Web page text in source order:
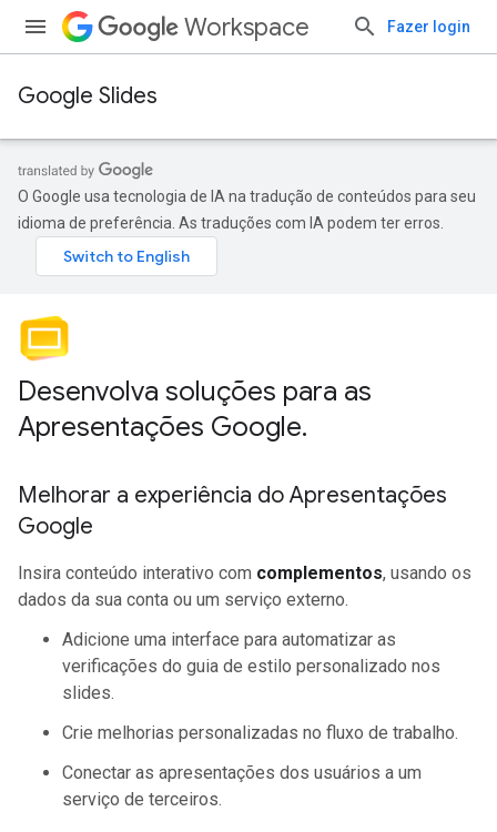
Workspace Fazer login
Google Slides
O Google usa tecnologia de IA na tradução de conteúdos para seu
idioma de preferência. As traduções com IA podem ter erros.
Desenvolva soluções para as
Apresentações Google.
Melhorar a experiência do Apresentações
Google
Insira conteúdo interativo com complementos, usando os
dados da sua conta ou um serviço externo.
Adicione uma interface para automatizar as
verificações do guia de estilo personalizado nos
slides.
Crie melhorias personalizadas no fluxo de trabalho.
Conectar as apresentações dos usuários a um
serviço de terceiros.